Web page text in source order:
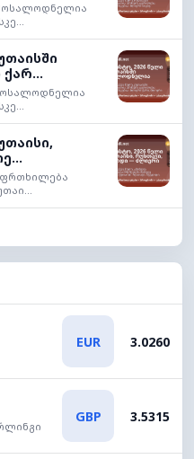
მოსალოდნელია
EUR 3.0260
GBP 3.5315